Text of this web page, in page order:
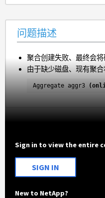
问题描述
聚合创建失败、最终会将
由于缺少磁盘、现有聚合
Aggregate aggr3
Sign in to view the entire
SIGN IN
New to NetApp?